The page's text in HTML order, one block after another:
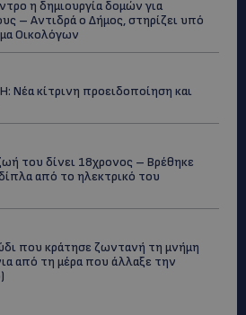
η δημιουργία δομών για
– Αντιδρά ο Δήμος, στηρίζει υπό
Οικολόγων
Νέα κίτρινη προειδοποίηση και
του δίνει 18χρονος – Βρέθηκε
από το ηλεκτρικό του
που κράτησε ζωντανή τη μνήμη
από τη μέρα που άλλαξε την